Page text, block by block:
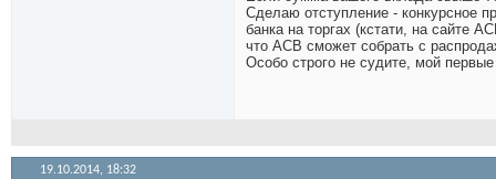
Сделаю отступление - конкурсное
банка на торгах (кстати, на сайте
что АСВ сможет собрать с
Особо строго не судите, мой
19.10.2014, 18:32